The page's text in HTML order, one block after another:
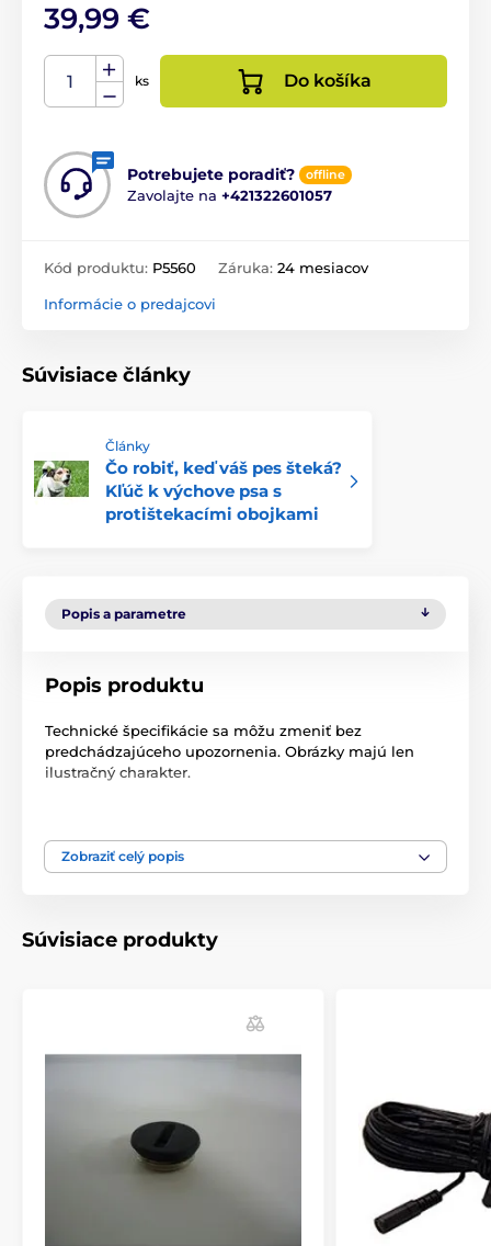
39,99 €
ks Do košíka
Potrebujete poradiť? offline
Zavolajte na +421322601057
Kód produktu: P5560 Záruka: 24 mesiacov
Informácie o predajcovi
Súvisiace články
Články
Čo robiť, keď váš pes šteká?
Kľúč k výchove psa s
protištekacími obojkami
Popis a parametre
Popis produktu
Technické špecifikácie sa môžu zmeniť bez
predchádzajúceho upozornenia. Obrázky majú len
ilustračný charakter.
Produkt je zaradený v kategóriách
Doplnky
Zobraziť celý popis
Súvisiace produkty